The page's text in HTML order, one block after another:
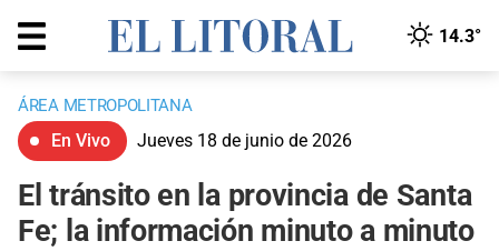
14.3°
ÁREA METROPOLITANA
En Vivo Jueves 18 de junio de 2026
El tránsito en la provincia de Santa
Fe; la información minuto a minuto